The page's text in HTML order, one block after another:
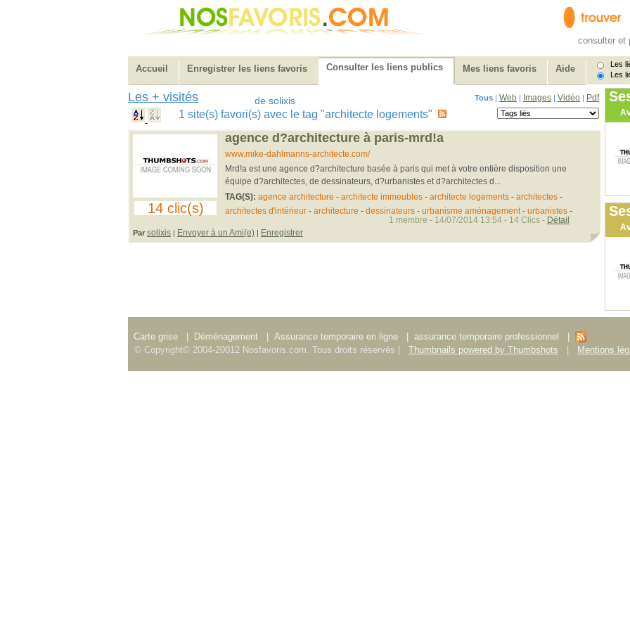
consulter et
Accueil Enregistrer les liens favoris Consulter les liens publics Mes liens favoris Aide
Les
Les
Les + visités de solixis Tous | Web | Images | Vidéo | Pdf
1 site(s) favori(s) avec le tag "architecte logements"
14 clic(s)
agence d?architecture à paris-mrd!a
www.mike-dahlmanns-architecte.com/
Mrd!a est une agence d?architecture basée à paris qui met à votre entière disposition une
équipe d?architectes, de dessinateurs, d?urbanistes et d?architectes d...
TAG(S): agence architecture - architecte immeubles- architecte logements- architectes-
architectes d'intérieur- architecture - dessinateurs- urbanisme aménagement- urbanistes-
Par solixis | Envoyer à un Ami(e) | Enregistrer
1 membre - 14/07/2014 13:54 - 14 Clics - Détail
Carte grise Déménagement Assurance temporaire en ligne assurance temporaire professionnel
© Copyright© 2004-20012 Nosfavoris.com. Tous droits réservés |
Thumbnails powered by Thumbshots Mentions